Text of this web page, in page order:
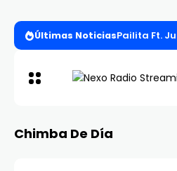
Últimas NoticiasPailita Ft.
Chimba De Día